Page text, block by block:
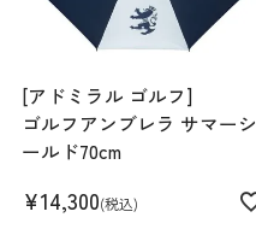
[アドミラル ゴルフ]
ゴルフアンブレラ サマーシ
ールド70cm
¥14,300 税込